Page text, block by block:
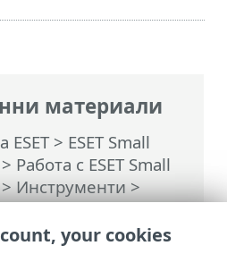
материали
> ESET Small
> Работа с ESET Small
Инструменти>
прозорци –
на планираната
your cookies